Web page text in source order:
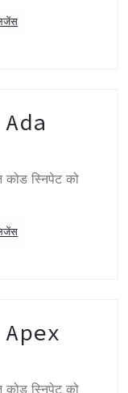
स्निपेट को
स्निपेट को